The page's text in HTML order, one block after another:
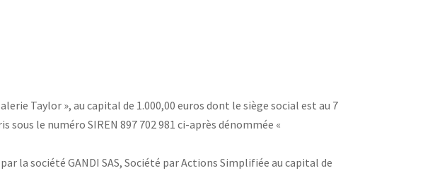
Taylor », au capital de 1.000,00 euros dont le siège social est au 7
le numéro SIREN 897 702 981 ci-après dénommée «
la société GANDI SAS, Société par Actions Simplifiée au capital de